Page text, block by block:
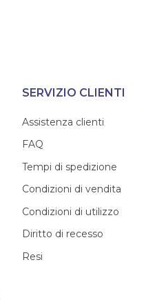
SERVIZIO CLIENTI
Assistenza clienti
FAQ
Tempi di spedizione
Condizioni di vendita
Condizioni di utilizzo
Diritto di recesso
Resi